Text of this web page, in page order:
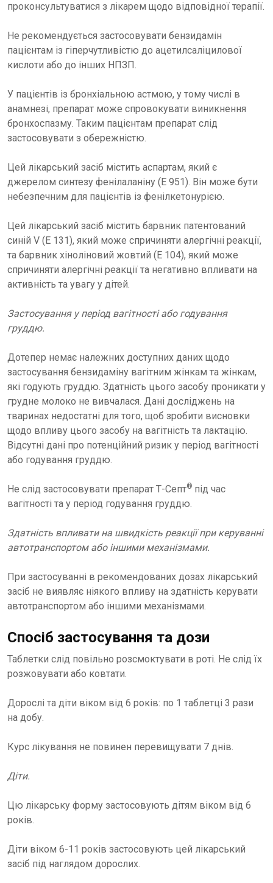
проконсультуватися з лікарем щодо відповідної терапії.
Не рекомендується застосовувати бензидамін
пацієнтам із гіперчутливістю до ацетилсаліцилової
кислоти або до інших НПЗП.
У пацієнтів із бронхіальною астмою, у тому числі в
анамнезі, препарат може спровокувати виникнення
бронхоспазму. Таким пацієнтам препарат слід
застосовувати з обережністю.
Цей лікарський засіб містить аспартам, який є
джерелом синтезу фенілаланіну (E 951). Він може бути
небезпечним для пацієнтів із фенілкетонурією.
Цей лікарський засіб містить барвник патентований
синій V (Е 131), який може спричиняти алергічні реакції,
та барвник хіноліновий жовтий (Е 104), який може
спричиняти алергічні реакції та негативно впливати на
активність та увагу у дітей.
Застосування у період вагітності або годування
груддю.
Дотепер немає належних доступних даних щодо
застосування бензидаміну вагітним жінкам та жінкам,
які годують груддю. Здатність цього засобу проникати у
грудне молоко не вивчалася. Дані досліджень на
тваринах недостатні для того, щоб зробити висновки
щодо впливу цього засобу на вагітність та лактацію.
Відсутні дані про потенційний ризик у період вагітності
або годування груддю.
Не слід застосовувати препарат Т-Септ® під час
вагітності та у період годування груддю.
Здатність впливати на швидкість реакції при керуванні
автотранспортом або іншими механізмами.
При застосуванні в рекомендованих дозах лікарський
засіб не виявляє ніякого впливу на здатність керувати
автотранспортом або іншими механізмами.
Спосіб застосування та дози
Таблетки слід повільно розсмоктувати в роті. Не слід їх
розжовувати або ковтати.
Дорослі та діти віком від 6 років: по 1 таблетці 3 рази
на добу.
Курс лікування не повинен перевищувати 7 днів.
Діти.
Цю лікарську форму застосовують дітям віком від 6
років.
Діти віком 6-11 років застосовують цей лікарський
засіб під наглядом дорослих.